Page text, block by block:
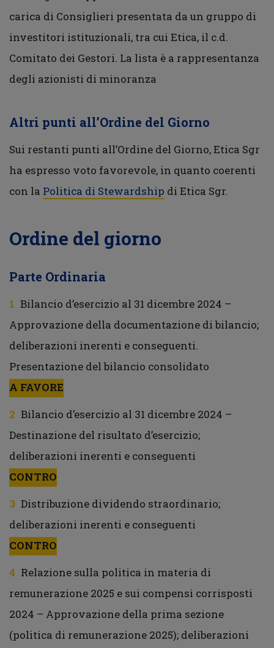
carica di Consiglieri presentata da un gruppo di
investitori istituzionali, tra cui Etica, il c.d.
Comitato dei Gestori. La lista è a rappresentanza
degli azionisti di minoranza
Altri punti all’Ordine del Giorno
Sui restanti punti all’Ordine del Giorno, Etica Sgr
ha espresso voto favorevole, in quanto coerenti
con la Politica di Stewardship di Etica Sgr.
Ordine del giorno
Parte Ordinaria
Bilancio d’esercizio al 31 dicembre 2024 –
Approvazione della documentazione di bilancio;
deliberazioni inerenti e conseguenti.
Presentazione del bilancio consolidato
A FAVORE
Bilancio d’esercizio al 31 dicembre 2024 –
Destinazione del risultato d’esercizio;
deliberazioni inerenti e conseguenti
CONTRO
Distribuzione dividendo straordinario;
deliberazioni inerenti e conseguenti
CONTRO
Relazione sulla politica in materia di
remunerazione 2025 e sui compensi corrisposti
2024 – Approvazione della prima sezione
(politica di remunerazione 2025); deliberazioni